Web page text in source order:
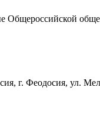
Общероссийской
г. Феодосия, ул.